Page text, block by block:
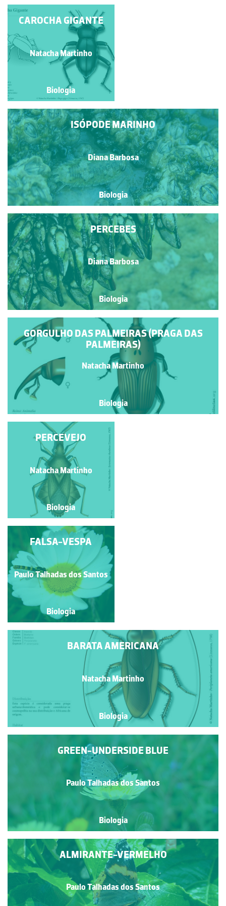
LAGOSTIM-
VERMELHO
Paulo Talhadas dos Santos
Biologia
ISÓPODE MARINHO
Diana Barbosa
Biologia
PERCEBES
Diana Barbosa
Biologia
CAROCHA GIGANTE
Natacha Martinho
Biologia
GORGULHO DAS PALMEIRAS (PRAGA DAS
PALMEIRAS)
Natacha Martinho
Biologia
NINFA DE LIBÉLULA
Manuela Lopes
Biologia
PERCEVEJO
Natacha Martinho
Biologia
CAVALO DO DIABO
Natacha Martinho
Biologia
BARATA AMERICANA
Natacha Martinho
Biologia
GREEN-UNDERSIDE BLUE
Paulo Talhadas dos Santos
Biologia
ALMIRANTE-VERMELHO
Paulo Talhadas dos Santos
FALSA-VESPA
Paulo Talhadas dos Santos
Biologia